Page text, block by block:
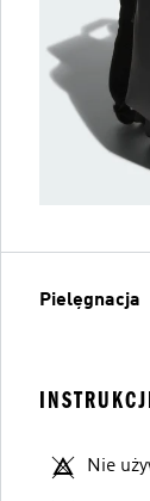
Pielęgnacja
Nie